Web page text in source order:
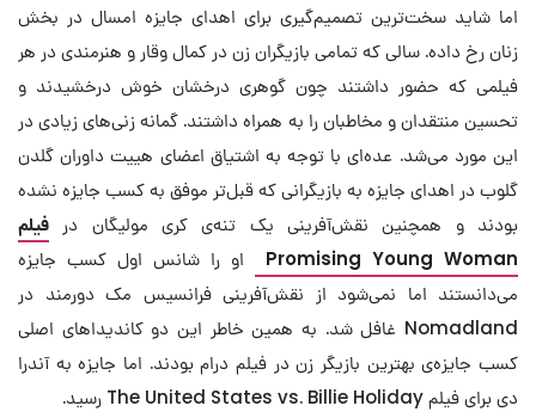
اما شاید سخت‌ترین تصمیم‌گیری برای اهدای جایزه امسال در بخش
زنان رخ داده. سالی که تمامی بازیگران زن در کمال وقار و هنرمندی در هر
فیلمی که حضور داشتند چون گوهری درخشان خوش درخشیدند و
تحسین‌ منتقدان و مخاطبان را به همراه داشتند. گمانه زنی‌های زیادی در
این مورد می‌شد. عده‌ای با توجه به اشتیاق اعضای هیيت داوران گلدن
گلوب در اهدای جایزه به بازیگرانی که قبل‌تر موفق به کسب جایزه نشده
بودند و همچنین نقش‌آفرینی یک تنه‌ی کری مولیگان در فیلم
Promising Young Woman
او را شانس اول کسب جایزه
می‌دانستند اما نمی‌شود از نقش‌آفرینی فرانسیس مک دورمند در
Nomadland غافل شد. به همین خاطر این دو کاندیداهای اصلی
کسب جایزه‌ی بهترین بازیگر زن در فیلم درام بودند. اما جایزه به آندرا
دی برای فیلم The United States vs. Billie Holiday رسید.